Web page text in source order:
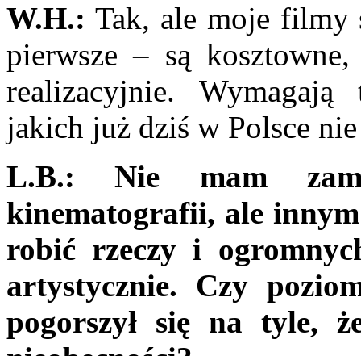
W.H.: Tak, ale moje filmy
pierwsze – są
realizacyjnie.
jakich już dziś w Polsce
L.B.:
Nie mam
kinematografii, ale innym
robić rzeczy i
artystycznie. Czy
pogorszył się na tyle,